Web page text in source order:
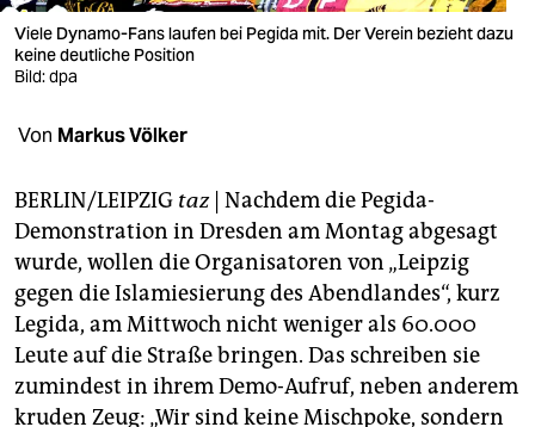
verlag
veranstaltungen
unterstützen
genossenschaft
epaper login
Viele Dynamo-Fans laufen bei Pegida mit. Der Verein bezieht dazu
keine deutliche Position
Bild: dpa
Von Markus Völker
BERLIN/LEIPZIG taz| Nachdem die Pegida-
Demonstration in Dresden am Montag abgesagt
wurde, wollen die Organisatoren von „Leipzig
gegen die Islamiesierung des Abendlandes“, kurz
Legida, am Mittwoch nicht weniger als 60.000
Leute auf die Straße bringen. Das schreiben sie
zumindest in ihrem Demo-Aufruf, neben anderem
kruden Zeug: „Wir sind keine Mischpoke, sondern